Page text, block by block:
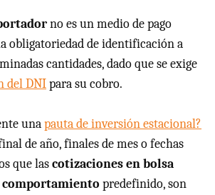
no es un medio de pago
obligatoriedad de identificación a
cantidades, dado que se exige
del DNIpara su cobro.
unapauta de inversión estacional?
de año, finales de mes o fechas
que lascotizaciones en bolsa
predefinido, son